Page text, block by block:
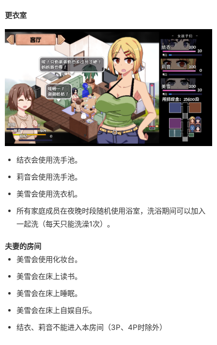
更衣室
结衣会使用洗手池。
莉音会使用洗手池。
美雪会使用洗衣机。
所有家庭成员在夜晚时段随机使用浴室，洗浴期间可以加入
一起洗（每天只能洗澡1次）。
夫妻的房间
美雪会使用化妆台。
美雪会在床上读书。
美雪会在床上睡眠。
美雪会在床上自娱自乐。
结衣、莉音不能进入本房间（3P、4P时除外）